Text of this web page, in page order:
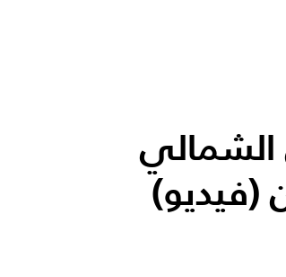
(فيديو)